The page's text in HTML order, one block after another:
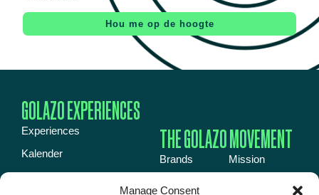
Manage Consent
Hou me op de hoogte
GOLAZO EXPERIENCES
Experiences
Kalender
Inspiration book
THE GOLAZO MOVEMENT
Brands
Mission